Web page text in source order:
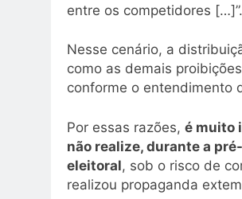
entre os competidores […]”.
Nesse cenário, a
como as demais
conforme o entendimento
Por essas razões, é muito
não realize, durante a
eleitoral, sob o risco de
realizou propaganda